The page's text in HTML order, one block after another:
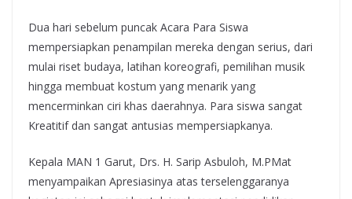
Dua hari sebelum puncak Acara Para Siswa
mempersiapkan penampilan mereka dengan serius, dari
mulai riset budaya, latihan koreografi, pemilihan musik
hingga membuat kostum yang menarik yang
mencerminkan ciri khas daerahnya. Para siswa sangat
Kreatitif dan sangat antusias mempersiapkanya.
Kepala MAN 1 Garut, Drs. H. Sarip Asbuloh, M.PMat
menyampaikan Apresiasinya atas terselenggaranya